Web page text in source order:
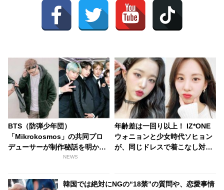
BTS（防弾少年団）
「Mikrokosmos」の共同プロ
デューサーが制作秘話を明か
す！ 「あんな気持ちを味わうこ
「世界最大で最高のバンド」
NEWS
年齢差は一回り以上！ IZ*ONE
ウォニョンと少女時代ソヒョン
が、同じドレスで着こなし対
韓国では絶対にNGの“18禁”の質問や、恋愛事情